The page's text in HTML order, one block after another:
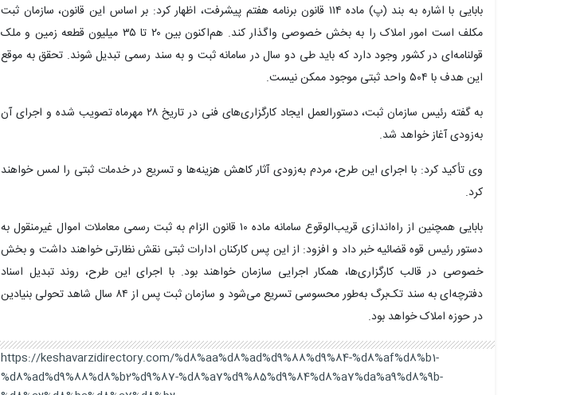
بابایی با اشاره به بند (پ) ماده ۱۱۴ قانون برنامه هفتم پیشرفت، اظهار کرد: بر اساس این قانون، سازمان ثبت
مکلف است امور املاک را به بخش خصوصی واگذار کند. هم‌اکنون بین ۲۰ تا ۳۵ میلیون قطعه زمین و ملک
قولنامه‌ای در کشور وجود دارد که باید طی دو سال در سامانه ثبت و به سند رسمی تبدیل شوند. تحقق به موقع
این هدف با ۵۰۴ واحد ثبتی موجود ممکن نیست.
به گفته رئیس سازمان ثبت، دستورالعمل ایجاد کارگزاری‌های فنی در تاریخ ۲۸ مهرماه تصویب شده و اجرای آن
به‌زودی آغاز خواهد شد.
وی تأکید کرد: با اجرای این طرح، مردم به‌زودی آثار کاهش هزینه‌ها و تسریع در خدمات ثبتی را لمس خواهند
کرد.
بابایی همچنین از راه‌اندازی قریب‌الوقوع سامانه ماده ۱۰ قانون الزام به ثبت رسمی معاملات اموال غیرمنقول به
دستور رئیس قوه قضائیه خبر داد و افزود: از این پس کارکنان ادارات ثبتی نقش نظارتی خواهند داشت و بخش
خصوصی در قالب کارگزاری‌ها، همکار اجرایی سازمان خواهند بود. با اجرای این طرح، روند تبدیل اسناد
دفترچه‌ای به سند تک‌برگ به‌طور محسوسی تسریع می‌شود و سازمان ثبت پس از ۸۴ سال شاهد تحولی بنیادین
در حوزه املاک خواهد بود.
https://keshavarzidirectory.com/%d8%aa%d8%ad%d9%88%d9%84-%d8%af%d8%b1-
%d8%ad%d9%88%d8%b2%d9%87-%d8%a7%d9%85%d9%84%d8%a7%da%a9%d8%9b-